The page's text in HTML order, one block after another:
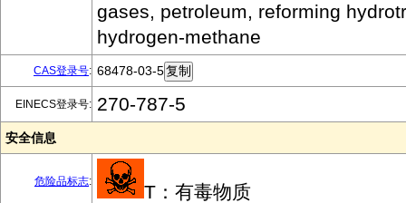
gases, petroleum, reforming
hydrogen-methane
CAS登录号: 68478-03-5
EINECS登录号: 270-787-5
安全信息
危险品标志: T：有毒物质